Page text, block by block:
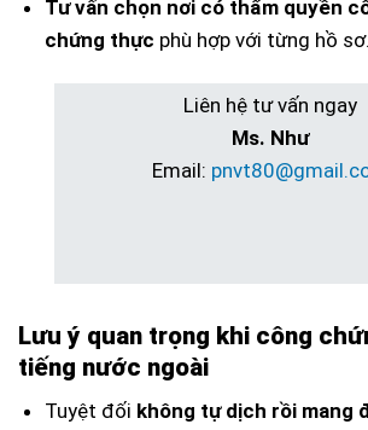
Tư vấn chọn nơi có thẩm quyền
chứng thực phù hợp với từng hồ sơ.
Liên hệ tư vấn ngay
Ms. Như
Email:
Lưu ý quan trọng khi công
tiếng nước ngoài
Tuyệt đối không tự dịch rồi mang